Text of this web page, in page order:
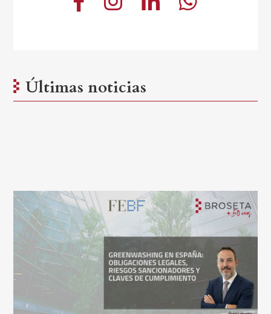
Últimas noticias